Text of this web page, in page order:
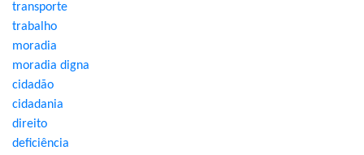
transporte
trabalho
moradia
moradia digna
cidadão
cidadania
direito
deficiência